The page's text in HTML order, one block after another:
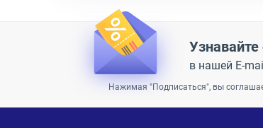
в нашей E-
Нажимая "Подписаться", вы